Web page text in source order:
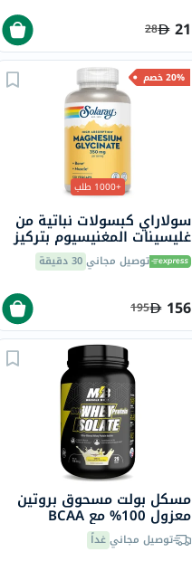
21
28
20% خصم
+1000 طلب
سولاراي كبسولات نباتية من
غليسينات المغنيسيوم بتركيز
350 ملجم لصحة العظام
والعضلات حزمة من 120
توصيل مجاني30 دقيقة
156
195
مسكل بولت مسحوق بروتين
معزول 100% مع BCAA
رطلتوصيل مجانيغداً